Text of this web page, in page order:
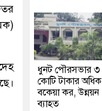
ধুনট পৌরসভার ৩
কোটি টাকার অধিক
বকেয়া কর, উন্নয়ন
ব্যাহত